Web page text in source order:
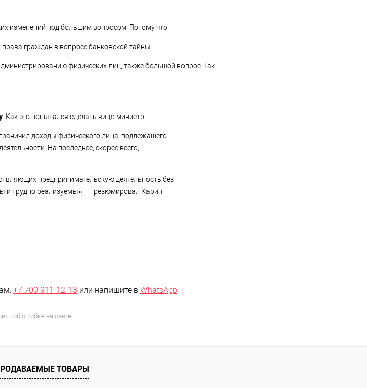
изменений под большим вопросом. Потому что
граждан в вопросе банковской тайны
физических лиц, также большой вопрос. Так
. Как это попытался сделать вице-министр.
доходы физического лица, подлежащего
На последнее, скорее всего,
предпринимательскую деятельность без
и трудно реализуемы», — резюмировал Карин.
+7 700 911-12-13 или напишите в WhatsApp
об ошибке на сайте
ТОВАРЫ